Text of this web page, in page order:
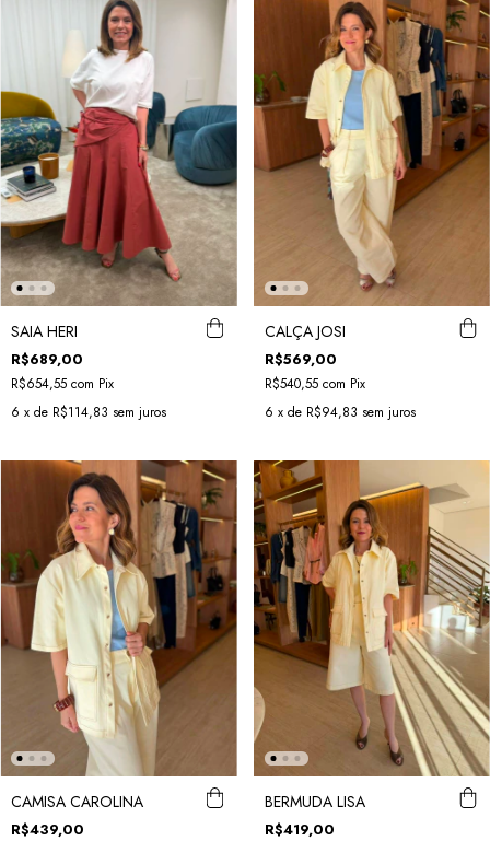
SAIA HERI
R$689,00
R$654,55 com Pix
6 x de R$114,83 sem juros
CALÇA JOSI
R$569,00
R$540,55 com Pix
6 x de R$94,83 sem juros
CAMISA CAROLINA
R$439,00
BERMUDA LISA
R$419,00